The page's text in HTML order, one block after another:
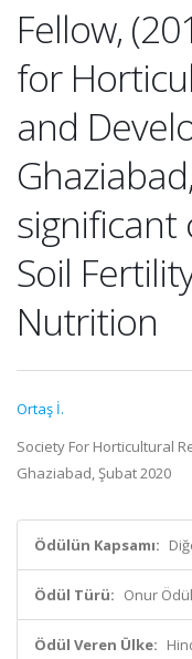
Fellow,
for
and
Soil
Nutrition
Ortaş İ.
Society For Horticultural
Ghaziabad, Şubat 2020
Ödülün Kapsamı:
Ödül Türü: Onur
Ödül Veren Ülke: